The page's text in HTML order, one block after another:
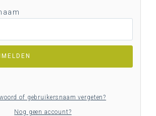
of gebruikersnaam vergeten?
Nog geen account?